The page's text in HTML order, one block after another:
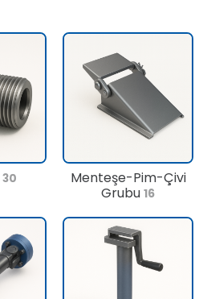
30
Menteşe-Pim-Çivi
Grubu16